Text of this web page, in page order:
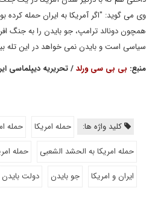
وی می گوید: "اگر آمریکا به ایران حمله کرده
همچون دونالد ترامپ، جو بایدن را به جنگ
سیاسی است و بایدن نمی خواهد در این تله
منبع: بی بی سی ورلد/ تحریریه دیپلماسی
کلید واژه ها: حمله امریکا
حمله
حمله امریکا به الحشد الشعبی
حمله
ایران و امریکا
جو بایدن دولت بایدن